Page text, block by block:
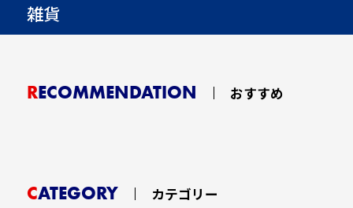
雑貨
RECOMMENDATION おすすめ
CATEGORY カテゴリー